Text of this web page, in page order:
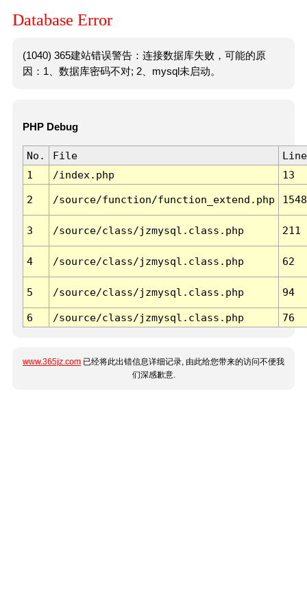
Database Error
(1040) 365建站错误警告：连接数据库失败，可能的原
因：1、数据库密码不对; 2、mysql未启动。
PHP Debug
No. File
Line
1
/index.php 13
2 /source/function/function_extend.php 1548
3 /source/class/jzmysql.class.php 211
4 /source/class/jzmysql.class.php 62
5 /source/class/jzmysql.class.php 94
6 /source/class/jzmysql.class.php 76
www.365jz.com 已经将此出错信息详细记录, 由此给您带来的访问不便我
们深感歉意.